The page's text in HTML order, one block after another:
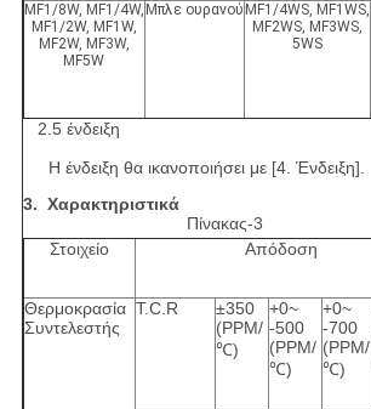
MF1/8W, MF1/4W,
MF1/2W, MF1W,
MF2W, MF3W,
MF5W
Μπλε ουρανού MF1/4WS, MF1WS,
MF2WS, MF3WS,
5WS
2.5 ένδειξη
Η ένδειξη θα ικανοποιήσει με [4. Ένδειξη].
3. Χαρακτηριστικά
Πίνακας-3
Στοιχείο
Απόδοση
Θερμοκρασία
Συντελεστής
T.C.R
±350
(PPM/
℃)
+0~
-500
(PPM/
℃)
+0~
-700
(PPM/
℃)